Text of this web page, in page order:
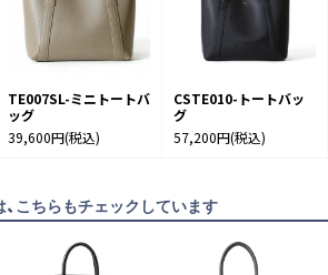
TE007SL-ミニトートバ
ッグ
39,600円(税込)
CSTE010-トートバッ
グ
57,200円(税込)
こちらもチェックしています